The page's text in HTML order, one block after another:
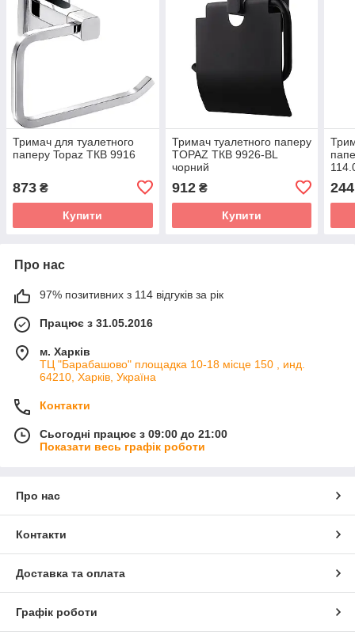
Тримач для туалетного
паперу Topaz TКВ 9916
873 ₴
Купити
Тримач туалетного паперу
TOPAZ TКВ 9926-BL
чорний
912₴
Купити
244
Про нас
97% позитивних з 114 відгуків за рік
Працює з 31.05.2016
м. Харків
ТЦ "Барабашово" площадка 10-18 місце 150 , инд.
64210, Харків, Україна
Контакти
Сьогодні працює з 09:00 до 21:00
Показати весь графік роботи
Про нас
Контакти
Доставка та оплата
Графік роботи